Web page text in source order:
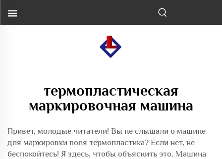
термопластическая
маркировочная машина
Привет, молодые читатели! Вы не слышали о машине
для маркировки поля термопластика? Если нет, не
беспокойтесь! Я здесь, чтобы объяснить это. Машина